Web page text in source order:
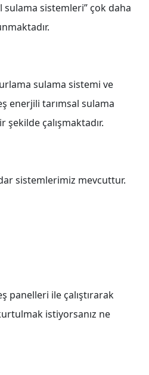
sulama sistemleri” çok daha
sulama sistemi ve
enerjili tarımsal sulama
çalışmaktadır.
sistemlerimiz mevcuttur.
panelleri ile çalıştırarak
istiyorsanız ne